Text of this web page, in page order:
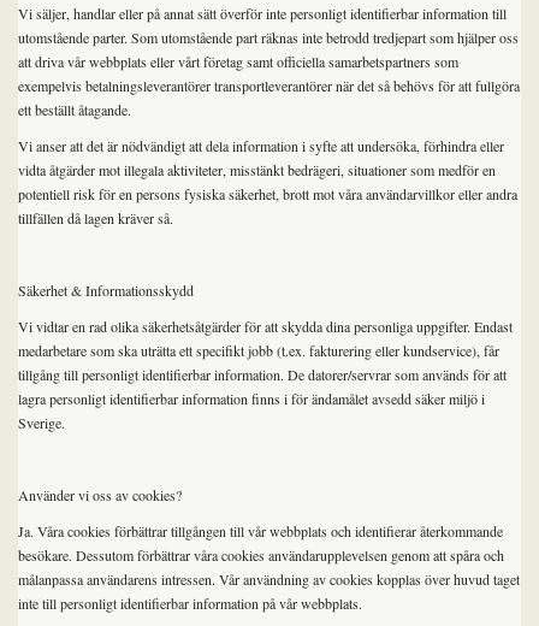
Vi säljer, handlar eller på annat sätt överför inte personligt identifierbar information till
utomstående parter. Som utomstående part räknas inte betrodd tredjepart som hjälper oss
att driva vår webbplats eller vårt företag samt officiella samarbetspartners som
exempelvis betalningsleverantörer transportleverantörer när det så behövs för att fullgöra
ett beställt åtagande.
Vi anser att det är nödvändigt att dela information i syfte att undersöka, förhindra eller
vidta åtgärder mot illegala aktiviteter, misstänkt bedrägeri, situationer som medför en
potentiell risk för en persons fysiska säkerhet, brott mot våra användarvillkor eller andra
tillfällen då lagen kräver så.
Säkerhet & Informationsskydd
Vi vidtar en rad olika säkerhetsåtgärder för att skydda dina personliga uppgifter. Endast
medarbetare som ska uträtta ett specifikt jobb (t.ex. fakturering eller kundservice), får
tillgång till personligt identifierbar information. De datorer/servrar som används för att
lagra personligt identifierbar information finns i för ändamålet avsedd säker miljö i
Sverige.
Använder vi oss av cookies?
Ja. Våra cookies förbättrar tillgången till vår webbplats och identifierar återkommande
besökare. Dessutom förbättrar våra cookies användarupplevelsen genom att spåra och
målanpassa användarens intressen. Vår användning av cookies kopplas över huvud taget
inte till personligt identifierbar information på vår webbplats.